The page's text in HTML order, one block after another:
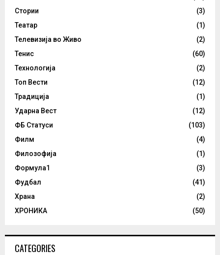
Стории
(3)
Театар
(1)
Телевизија во Живо
(2)
Тенис
(60)
Технологија
(2)
Топ Вести
(12)
Традиција
(1)
Ударна Вест
(12)
ФБ Статуси
(103)
Филм
(4)
Филозофија
(1)
Формула1
(3)
Фудбал
(41)
Храна
(2)
ХРОНИКА
(50)
CATEGORIES